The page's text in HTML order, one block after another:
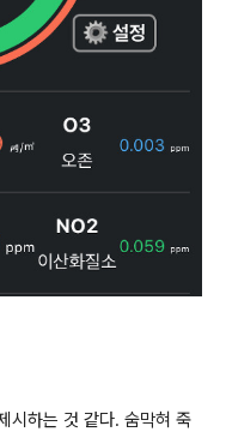
시하는 것 같다. 숨막혀 죽